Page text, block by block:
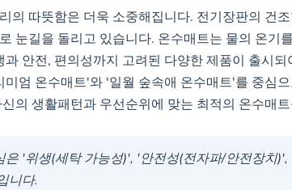
이즈 분리난방 가능
/더블 모델)
가성비 우수한 기본기 충실 모델,
전장치 탑재, 바닥요 수준의 쿠션감,
의 따뜻함은 더욱 소중해집니다. 전기장판의 건
눈길을 돌리고 있습니다. 온수매트는 물의 온기
안전, 편의성까지 고려된 다양한 제품이 출시
엄 온수매트'와 '일월 숲속애 온수매트'를 중심
의 생활패턴과 우선순위에 맞는 최적의 온수매
은 '위생(세탁 가능성)', '안전성(전자파/안전장치
니다.